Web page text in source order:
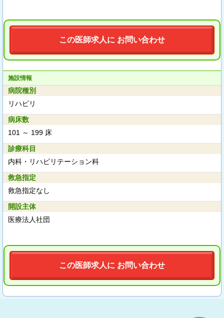
この医師求人に お問い合わせ
施設情報
病院種別
リハビリ
病床数
101 ～ 199 床
診療科目
内科・リハビリテーション科
救急指定
救急指定なし
開設主体
医療法人社団
この医師求人に お問い合わせ